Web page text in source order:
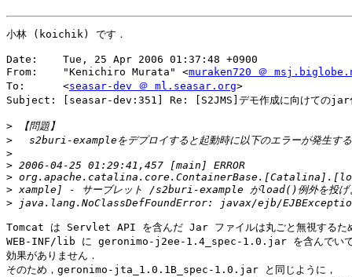
小林 (koichik) です．
Date:    Tue, 25 Apr 2006 01:37:48 +0900
From:    "Kenichiro Murata" <muraken720 ＠
To:      <seasar-dev ＠ ml.seasar.org>
Subject: [seasar-dev:351] Re: [S2JMS]デモ作成に向けてのjar
>
>
>
>
>
>
>
Tomcat は Servlet API を含んだ Jar ファイルは丸ごと無視するた
WEB-INF/lib に geronimo-j2ee-1.4_spec-1.0.jar を含んでい
効果がありません．
そのため，geronimo-jta_1.0.1B_spec-1.0.jar と同じように，